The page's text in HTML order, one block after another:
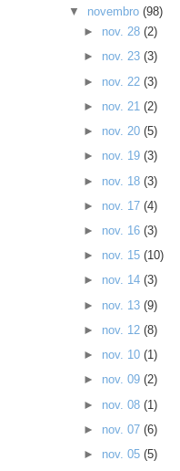
▼ novembro(98)
► nov. 28 (2)
► nov. 23 (3)
► nov. 22 (3)
► nov. 21 (2)
► nov. 20 (5)
► nov. 19 (3)
► nov. 18 (3)
► nov. 17 (4)
► nov. 16 (3)
► nov. 15 (10)
► nov. 14 (3)
► nov. 13 (9)
► nov. 12 (8)
► nov. 10 (1)
► nov. 09 (2)
► nov. 08 (1)
► nov. 07 (6)
► nov. 05 (5)